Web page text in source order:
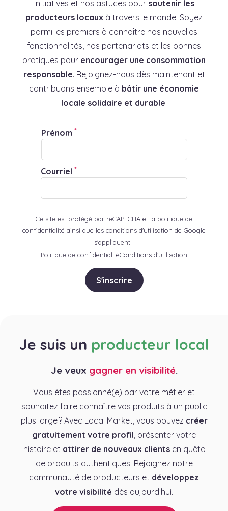
initiatives et nos astuces pour soutenir les
producteurs locaux à travers le monde. Soyez
parmi les premiers à connaître nos nouvelles
fonctionnalités, nos partenariats et les bonnes
pratiques pour encourager une consommation
responsable. Rejoignez-nous dès maintenant et
contribuons ensemble à bâtir une économie
locale solidaire et durable.
Prénom *
Courriel *
Ce site est protégé par reCAPTCHA et la politique de
confidentialité ainsi que les conditions d'utilisation de Google
s'appliquent :
Politique de confidentialitéConditions d’utilisation
S'inscrire
Je suis un producteur local
Je veux gagner en visibilité.
Vous êtes passionné(e) par votre métier et
souhaitez faire connaître vos produits à un public
plus large ? Avec Local Market, vous pouvez créer
gratuitement votre profil , présenter votre
histoire et attirer de nouveaux clientsen quête
de produits authentiques. Rejoignez notre
communauté de producteurs et développez
votre visibilité dès aujourd’hui.